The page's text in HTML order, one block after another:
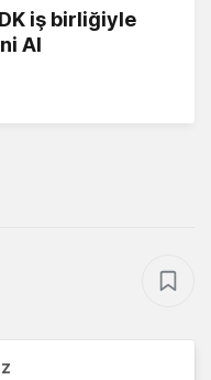
iş birliğiyle
Al